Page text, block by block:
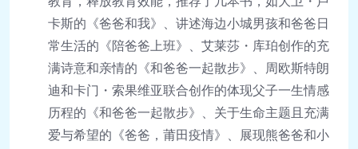
卡斯的《爸爸和我》、讲述海边小城男孩和爸爸日
常生活的《陪爸爸上班》、艾莱莎・库珀创作的充
满诗意和亲情的《和爸爸一起散步》、周欧斯特朗
迪和卡门・索果维亚联合创作的体现父子一生情感
历程的《和爸爸一起散步》、关于生命主题且充满
爱与希望的《爸爸，莆田疫情》、展现熊爸爸和小